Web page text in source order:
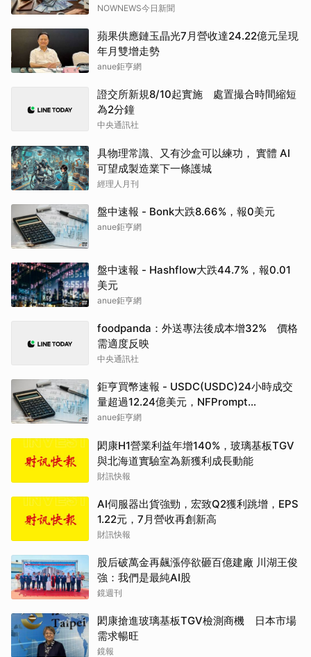
NOWNEWS今日新聞
蘋果供應鏈玉晶光7月營收達24.22億元呈現
年月雙增走勢
anue鉅亨網
證交所新規8/10起實施 處置撮合時間縮短
為2分鐘
中央通訊社
具物理常識、又有沙盒可以練功， 實體 AI
可望成製造業下一條護城
經理人月刊
盤中速報 - Bonk大跌8.66%，報0美元
anue鉅亨網
盤中速報 - Hashflow大跌44.7%，報0.01
美元
anue鉅亨網
foodpanda：外送專法後成本增32% 價格
需適度反映
中央通訊社
鉅亨買幣速報 - USDC(USDC)24小時成交
量超過12.24億美元，NFPrompt
Token(NFP)24小時漲幅達66.2%
anue鉅亨網
閎康H1營業利益年增140%，玻璃基板TGV
與北海道實驗室為新獲利成長動能
財訊快報
AI伺服器出貨強勁，宏致Q2獲利跳增，EPS
1.22元，7月營收再創新高
財訊快報
股后破萬金再飆漲停欲砸百億建廠 川湖王俊
強：我們是最純AI股
鏡週刊
閎康搶進玻璃基板TGV檢測商機 日本市場
需求暢旺
鏡報